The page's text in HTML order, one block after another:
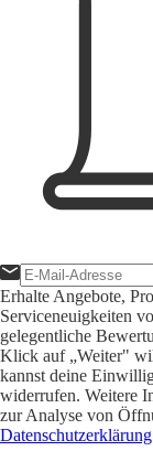
Erhalte Angebote,
Serviceneuigkeiten
gelegentliche
Klick auf „Weiter"
kannst deine
widerrufen. Weitere
zur Analyse von
Datenschutzerklärung